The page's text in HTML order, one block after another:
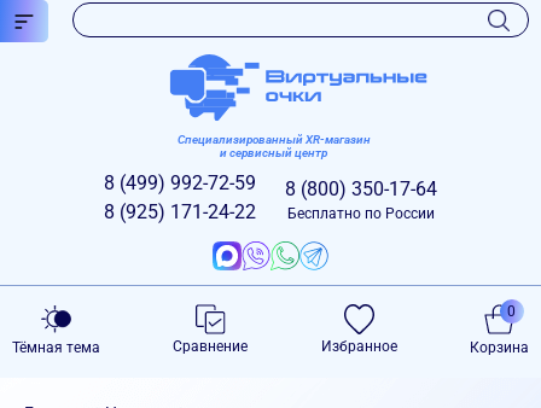
Специализированный XR-магазин
и сервисный центр
8 (499) 992-72-59
8 (925) 171-24-22
8 (800) 350-17-64
Бесплатно по России
Тёмная тема Сравнение Избранное Корзина
0